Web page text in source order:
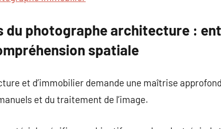
du photographe architecture :
spatiale
et d’immobilier demande une maîtrise
et du traitement de l’image.